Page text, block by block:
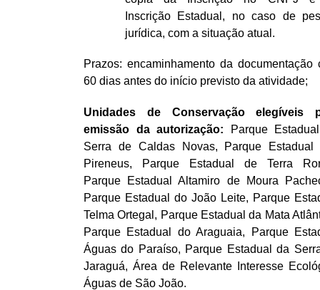
Inscrição Estadual, no caso de
jurídica, com a situação atual.
Prazos: encaminhamento da documentação
60 dias antes do início previsto da atividade;
Unidades de Conservação elegíveis
emissão da autorização: Parque
Serra de Caldas Novas, Parque Estadual
Pireneus, Parque Estadual de Terra
Parque Estadual Altamiro de Moura
Parque Estadual do João Leite, Parque
Telma Ortegal, Parque Estadual da Mata
Parque Estadual do Araguaia, Parque
Águas do Paraíso, Parque Estadual da
Jaraguá, Área de Relevante Interesse
Águas de São João.